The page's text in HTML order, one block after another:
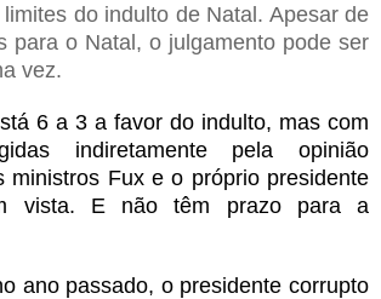
do indulto de Natal. Apesar de
para o Natal, o julgamento pode ser
vez.
6 a 3 a favor do indulto, mas com
indiretamente pela opinião
ministros Fux e o próprio presidente
vista. E não têm prazo para a
ano passado, o presidente corrupto